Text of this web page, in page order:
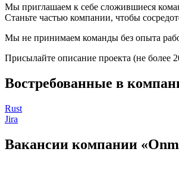
Мы приглашаем к себе сложившиеся
Станьте частью компании, чтобы
Мы не принимаем команды без опыта
Присылайте описание проекта (не более
Востребованные в
Rust
Jira
Вакансии компании